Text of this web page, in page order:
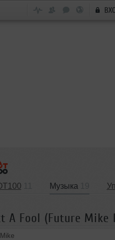
Музыка
A Fool (Future Mike